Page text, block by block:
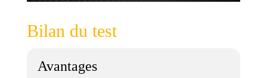
Bilan du test
Avantages